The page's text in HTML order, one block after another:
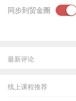
东道国税费累计
就业岗位。目前
三方市场合作。
署或升级了5个自
同步到贸金圈
最新评论
线上课程推荐